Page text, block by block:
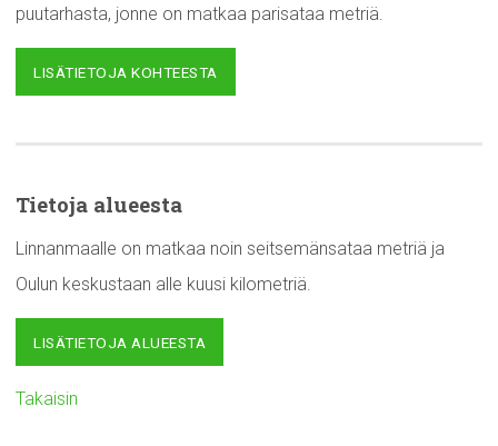
puutarhasta, jonne on matkaa parisataa metriä.
LISÄTIETOJA KOHTEESTA
Tietoja alueesta
Linnanmaalle on matkaa noin seitsemänsataa metriä ja
Oulun keskustaan alle kuusi kilometriä.
LISÄTIETOJA ALUEESTA
Takaisin